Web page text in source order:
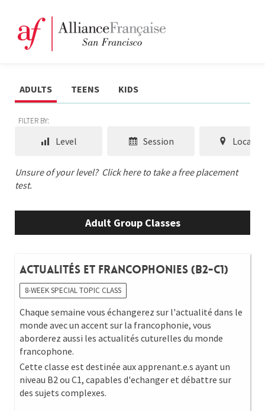
ADULTS TEENS KIDS
FILTER BY:
Level Session
Unsure of your level? Click here to take a free placement
test.
Adult Group Classes
Actualités et Francophonies (B2-C1)
8-WEEK SPECIAL TOPIC CLASS
Chaque semaine vous échangerez sur l'actualité dans le
monde avec un accent sur la francophonie, vous
aborderez aussi les actualités cuturelles du monde
francophone.
Cette classe est destinée aux apprenant.e.s ayant un
niveau B2 ou C1, capables d'echanger et débattre sur
des sujets complexes.